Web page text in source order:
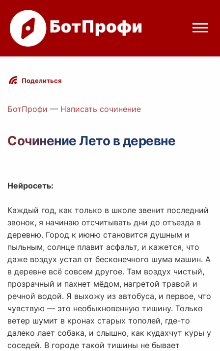
Режимы бота
Цены
Поделиться
БотПрофи — Написать сочинение
Сочинение Лето в деревне
Нейросеть:
Каждый год, как только в школе звенит последний
звонок, я начинаю отсчитывать дни до отъезда в
деревню. Город к июню становится душным и
пыльным, солнце плавит асфальт, и кажется, что
даже воздух устал от бесконечного шума машин. А
в деревне всё совсем другое. Там воздух чистый,
прозрачный и пахнет мёдом, нагретой травой и
речной водой. Я выхожу из автобуса, и первое, что
чувствую — это необыкновенную тишину. Только
ветер шумит в кронах старых тополей, где-то
далеко лает собака, и слышно, как кудахчут куры у
соседей. В городе такой тишины не бывает